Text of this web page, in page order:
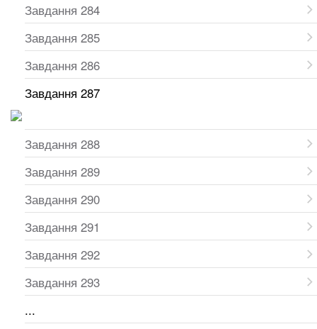
Завдання 284
Завдання 285
Завдання 286
Завдання 287
Завдання 288
Завдання 289
Завдання 290
Завдання 291
Завдання 292
Завдання 293
...